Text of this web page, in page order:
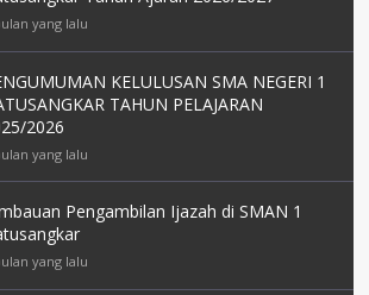
yang lalu
KELULUSAN SMA NEGERI 1
TAHUN PELAJARAN
2026
yang lalu
Pengambilan Ijazah di SMAN 1
yang lalu